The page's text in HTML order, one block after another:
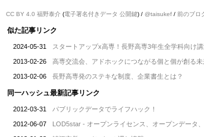
CC BY 4.0 福野泰介 (電子署名付きデータ 公開鍵) / @taisukef / 前のブロ
似た記事リンク
2024-05-31 スタートアップx高専！長野高専3年生全学科向け
2013-02-26 高専交流会、アドホックにつながる個と個が創る未
2013-02-06 長野高専発のステキな制度、企業書生とは？
同一ハッシュ最新記事リンク
2012-03-31 パブリックデータでライフハック！
2012-06-07 LOD5star - オープンライセンス、オープンデータ